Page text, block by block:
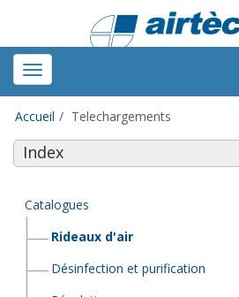
Toggle
navigation
Accueil Telechargements
Index
Catalogues
Rideaux d'air
Désinfection et purification